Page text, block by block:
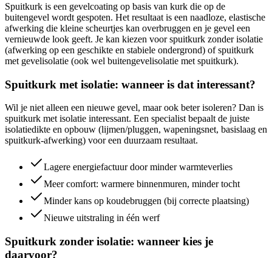
Spuitkurk is een gevelcoating op basis van kurk die op de
buitengevel wordt gespoten. Het resultaat is een naadloze, elastische
afwerking die kleine scheurtjes kan overbruggen en je gevel een
vernieuwde look geeft. Je kan kiezen voor spuitkurk zonder isolatie
(afwerking op een geschikte en stabiele ondergrond) of spuitkurk
met gevelisolatie (ook wel buitengevelisolatie met spuitkurk).
Spuitkurk met isolatie: wanneer is dat interessant?
Wil je niet alleen een nieuwe gevel, maar ook beter isoleren? Dan is
spuitkurk met isolatie interessant. Een specialist bepaalt de juiste
isolatiedikte en opbouw (lijmen/pluggen, wapeningsnet, basislaag en
spuitkurk-afwerking) voor een duurzaam resultaat.
Lagere energiefactuur door minder warmteverlies
Meer comfort: warmere binnenmuren, minder tocht
Minder kans op koudebruggen (bij correcte plaatsing)
Nieuwe uitstraling in één werf
Spuitkurk zonder isolatie: wanneer kies je
daarvoor?